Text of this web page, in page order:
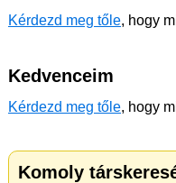
Kérdezd meg tőle, hogy
Kedvenceim
Kérdezd meg tőle, hogy
Komoly